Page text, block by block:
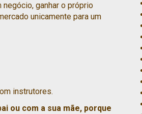
ganhar o próprio
unicamente para um
instrutores.
ou com a sua mãe, porque